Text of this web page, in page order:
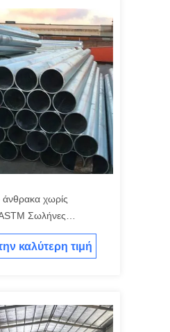
χωρίς
Σωλήνες
καυτό ή κρύο
καλύτερη τιμή